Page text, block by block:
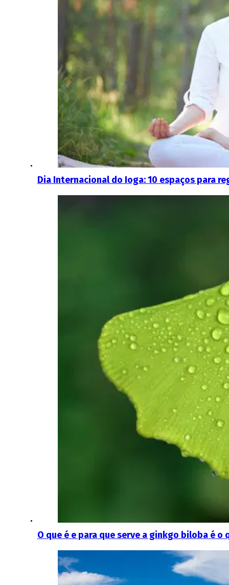
Dia Internacional do Ioga: 10 espaços para
O que é e para que serve a ginkgo biloba é o